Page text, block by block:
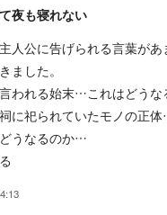
夜も寝れない
人公に告げられる言葉が
ました。
われる始末…これはどうな
に祀られていたモノの正
うなるのか…